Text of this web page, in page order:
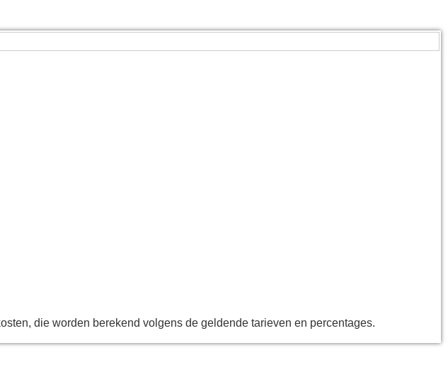
die worden berekend volgens de geldende tarieven en percentages.